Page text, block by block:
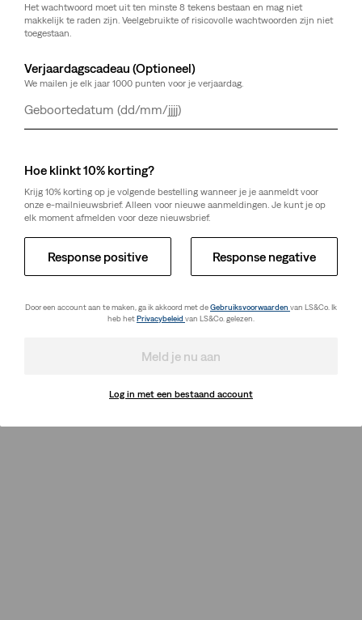
Het wachtwoord moet uit ten minste 8 tekens bestaan en mag niet
makkelijk te raden zijn. Veelgebruikte of risicovolle wachtwoorden zijn niet
toegestaan.
Verjaardagscadeau (Optioneel)
We mailen je elk jaar 1000 punten voor je verjaardag.
Dag
Maand
Jaar
Hoe klinkt 10% korting?
Krijg 10% korting op je volgende bestelling wanneer je je aanmeldt voor
onze e-mailnieuwsbrief. Alleen voor nieuwe aanmeldingen. Je kunt je op
elk moment afmelden voor deze nieuwsbrief.
Response positive Response negative
Door een account aan te maken, ga ik akkoord met deGebruiksvoorwaarden van LS&Co. Ik
heb hetPrivacybeleid van LS&Co. gelezen.
Meld je nu aan
Log in met een bestaand account